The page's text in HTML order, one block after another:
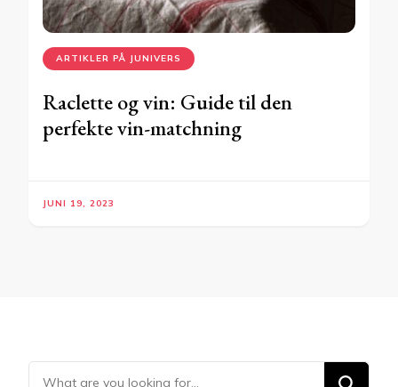
ARTIKLER PÅ JUNIVERS
Raclette og vin: Guide til den
perfekte vin-matchning
JUNI 19, 2023
Looking